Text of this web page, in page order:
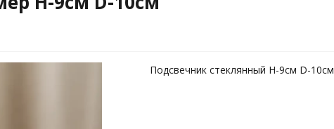
Подсвечник стеклянный H-9см D-10см